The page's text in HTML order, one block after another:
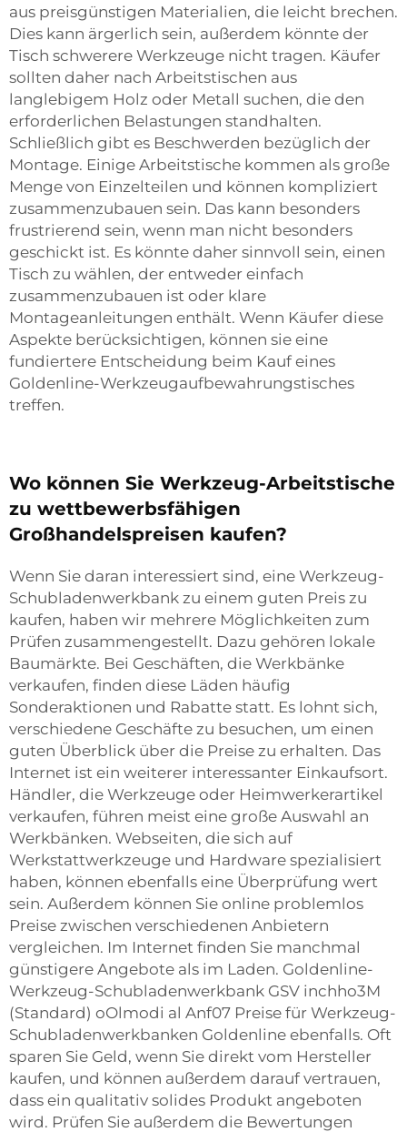
aus preisgünstigen Materialien, die leicht brechen.
Dies kann ärgerlich sein, außerdem könnte der
Tisch schwerere Werkzeuge nicht tragen. Käufer
sollten daher nach Arbeitstischen aus
langlebigem Holz oder Metall suchen, die den
erforderlichen Belastungen standhalten.
Schließlich gibt es Beschwerden bezüglich der
Montage. Einige Arbeitstische kommen als große
Menge von Einzelteilen und können kompliziert
zusammenzubauen sein. Das kann besonders
frustrierend sein, wenn man nicht besonders
geschickt ist. Es könnte daher sinnvoll sein, einen
Tisch zu wählen, der entweder einfach
zusammenzubauen ist oder klare
Montageanleitungen enthält. Wenn Käufer diese
Aspekte berücksichtigen, können sie eine
fundiertere Entscheidung beim Kauf eines
Goldenline-Werkzeugaufbewahrungstisches
treffen.
Wo können Sie Werkzeug-Arbeitstische
zu wettbewerbsfähigen
Großhandelspreisen kaufen?
Wenn Sie daran interessiert sind, eine Werkzeug-
Schubladenwerkbank zu einem guten Preis zu
kaufen, haben wir mehrere Möglichkeiten zum
Prüfen zusammengestellt. Dazu gehören lokale
Baumärkte. Bei Geschäften, die Werkbänke
verkaufen, finden diese Läden häufig
Sonderaktionen und Rabatte statt. Es lohnt sich,
verschiedene Geschäfte zu besuchen, um einen
guten Überblick über die Preise zu erhalten. Das
Internet ist ein weiterer interessanter Einkaufsort.
Händler, die Werkzeuge oder Heimwerkerartikel
verkaufen, führen meist eine große Auswahl an
Werkbänken. Webseiten, die sich auf
Werkstattwerkzeuge und Hardware spezialisiert
haben, können ebenfalls eine Überprüfung wert
sein. Außerdem können Sie online problemlos
Preise zwischen verschiedenen Anbietern
vergleichen. Im Internet finden Sie manchmal
günstigere Angebote als im Laden. Goldenline-
Werkzeug-Schubladenwerkbank GSV inchho3M
(Standard) oOlmodi al Anf07 Preise für Werkzeug-
Schubladenwerkbanken Goldenline ebenfalls. Oft
sparen Sie Geld, wenn Sie direkt vom Hersteller
kaufen, und können außerdem darauf vertrauen,
dass ein qualitativ solides Produkt angeboten
wird. Prüfen Sie außerdem die Bewertungen